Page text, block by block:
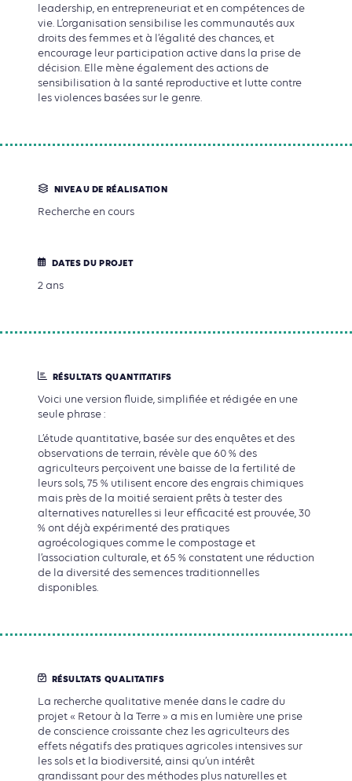
leadership, en entrepreneuriat et en compétences de
vie. L’organisation sensibilise les communautés aux
droits des femmes et à l’égalité des chances, et
encourage leur participation active dans la prise de
décision. Elle mène également des actions de
sensibilisation à la santé reproductive et lutte contre
les violences basées sur le genre.
NIVEAU DE RÉALISATION
Recherche en cours
DATES DU PROJET
2 ans
RÉSULTATS QUANTITATIFS
Voici une version fluide, simplifiée et rédigée en une
seule phrase :
L’étude quantitative, basée sur des enquêtes et des
observations de terrain, révèle que 60 % des
agriculteurs perçoivent une baisse de la fertilité de
leurs sols, 75 % utilisent encore des engrais chimiques
mais près de la moitié seraient prêts à tester des
alternatives naturelles si leur efficacité est prouvée, 30
% ont déjà expérimenté des pratiques
agroécologiques comme le compostage et
l’association culturale, et 65 % constatent une réduction
de la diversité des semences traditionnelles
disponibles.
RÉSULTATS QUALITATIFS
La recherche qualitative menée dans le cadre du
projet « Retour à la Terre » a mis en lumière une prise
de conscience croissante chez les agriculteurs des
effets négatifs des pratiques agricoles intensives sur
les sols et la biodiversité, ainsi qu’un intérêt
grandissant pour des méthodes plus naturelles et